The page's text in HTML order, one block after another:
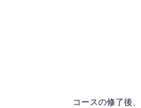
コースの修了後、